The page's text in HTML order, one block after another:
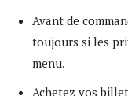
Avant de
toujours si les
menu.
Achetez vos